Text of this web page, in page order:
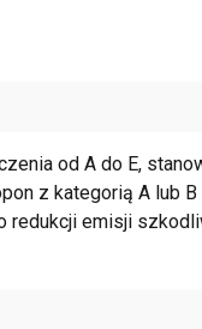
od A do E,
z kategorią A lub
redukcji emisji